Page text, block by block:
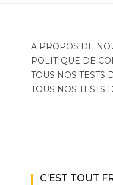
A PROPOS DE
POLITIQUE DE
TOUS NOS TESTS
TOUS NOS TESTS
C’EST TOUT